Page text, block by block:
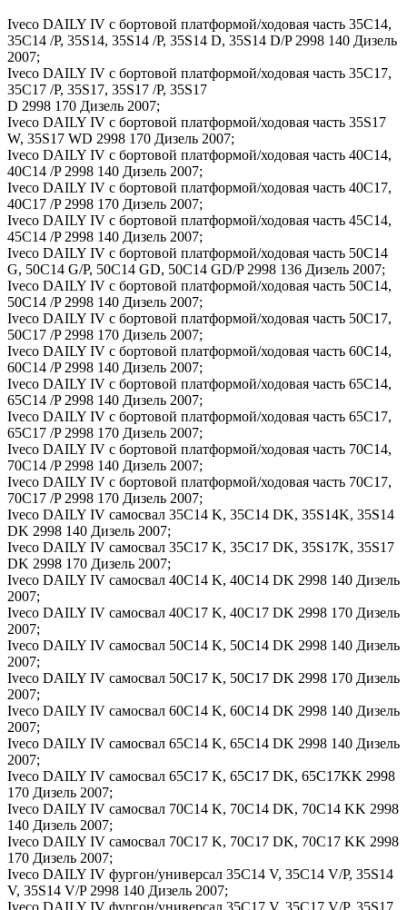
Iveco DAILY IV c бортовой платформой/ходовая часть 35C14,
35C14 /P, 35S14, 35S14 /P, 35S14 D, 35S14 D/P 2998 140 Дизель
2007;
Iveco DAILY IV c бортовой платформой/ходовая часть 35C17,
35C17 /P, 35S17, 35S17 /P, 35S17
D 2998 170 Дизель 2007;
Iveco DAILY IV c бортовой платформой/ходовая часть 35S17
W, 35S17 WD 2998 170 Дизель 2007;
Iveco DAILY IV c бортовой платформой/ходовая часть 40C14,
40C14 /P 2998 140 Дизель 2007;
Iveco DAILY IV c бортовой платформой/ходовая часть 40C17,
40C17 /P 2998 170 Дизель 2007;
Iveco DAILY IV c бортовой платформой/ходовая часть 45C14,
45C14 /P 2998 140 Дизель 2007;
Iveco DAILY IV c бортовой платформой/ходовая часть 50C14
G, 50C14 G/P, 50C14 GD, 50C14 GD/P 2998 136 Дизель 2007;
Iveco DAILY IV c бортовой платформой/ходовая часть 50C14,
50C14 /P 2998 140 Дизель 2007;
Iveco DAILY IV c бортовой платформой/ходовая часть 50C17,
50C17 /P 2998 170 Дизель 2007;
Iveco DAILY IV c бортовой платформой/ходовая часть 60C14,
60C14 /P 2998 140 Дизель 2007;
Iveco DAILY IV c бортовой платформой/ходовая часть 65C14,
65C14 /P 2998 140 Дизель 2007;
Iveco DAILY IV c бортовой платформой/ходовая часть 65C17,
65C17 /P 2998 170 Дизель 2007;
Iveco DAILY IV c бортовой платформой/ходовая часть 70C14,
70C14 /P 2998 140 Дизель 2007;
Iveco DAILY IV c бортовой платформой/ходовая часть 70C17,
70C17 /P 2998 170 Дизель 2007;
Iveco DAILY IV самосвал 35C14 K, 35C14 DK, 35S14K, 35S14
DK 2998 140 Дизель 2007;
Iveco DAILY IV самосвал 35C17 K, 35C17 DK, 35S17K, 35S17
DK 2998 170 Дизель 2007;
Iveco DAILY IV самосвал 40C14 K, 40C14 DK 2998 140 Дизель
2007;
Iveco DAILY IV самосвал 40C17 K, 40C17 DK 2998 170 Дизель
2007;
Iveco DAILY IV самосвал 50C14 K, 50C14 DK 2998 140 Дизель
2007;
Iveco DAILY IV самосвал 50C17 K, 50C17 DK 2998 170 Дизель
2007;
Iveco DAILY IV самосвал 60C14 K, 60C14 DK 2998 140 Дизель
2007;
Iveco DAILY IV самосвал 65C14 K, 65C14 DK 2998 140 Дизель
2007;
Iveco DAILY IV самосвал 65C17 K, 65C17 DK, 65C17KK 2998
170 Дизель 2007;
Iveco DAILY IV самосвал 70C14 K, 70C14 DK, 70C14 KK 2998
140 Дизель 2007;
Iveco DAILY IV самосвал 70C17 K, 70C17 DK, 70C17 KK 2998
170 Дизель 2007;
Iveco DAILY IV фургон/универсал 35C14 V, 35C14 V/P, 35S14
V, 35S14 V/P 2998 140 Дизель 2007;
Iveco DAILY IV фургон/универсал 35C17 V, 35C17 V/P, 35S17